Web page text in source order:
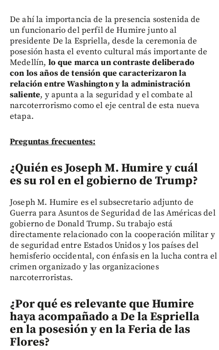
De ahí la importancia de la presencia sostenida de
un funcionario del perfil de Humire junto al
presidente De la Espriella, desde la ceremonia de
posesión hasta el evento cultural más importante de
Medellín, lo que marca un contraste deliberado
con los años de tensión que caracterizaron la
relación entre Washington y la administración
saliente, y apunta a la seguridad y el combate al
narcoterrorismo como el eje central de esta nueva
etapa.
Preguntas frecuentes:
¿Quién es Joseph M. Humire y cuál
es su rol en el gobierno de Trump?
Joseph M. Humire es el subsecretario adjunto de
Guerra para Asuntos de Seguridad de las Américas del
gobierno de Donald Trump. Su trabajo está
directamente relacionado con la cooperación militar y
de seguridad entre Estados Unidos y los países del
hemisferio occidental, con énfasis en la lucha contra el
crimen organizado y las organizaciones
narcoterroristas.
¿Por qué es relevante que Humire
haya acompañado a De la Espriella
en la posesión y en la Feria de las
Flores?